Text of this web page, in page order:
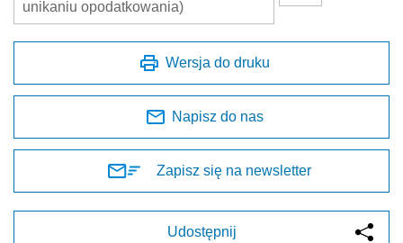
unikaniu opodatkowania)
Wersja do druku
Napisz do nas
Zapisz się na newsletter
Udostępnij